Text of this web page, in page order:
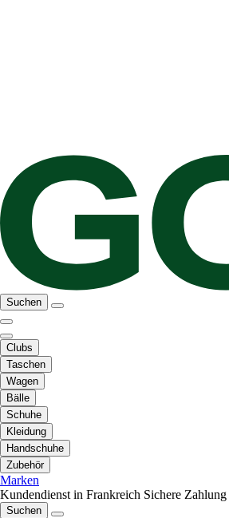
Suchen
Clubs
Taschen
Wagen
Bälle
Schuhe
Kleidung
Handschuhe
Zubehör
Marken
Kundendienst in Frankreich Sichere Zahlung
Suchen